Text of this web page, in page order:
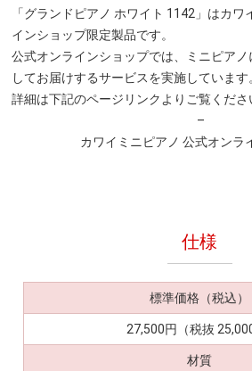
「グランドピアノ ホワイト 1142」はカワ
インショップ限定製品です。
公式オンラインショップでは、ミニピア
してお届けするサービスを実施しています
詳細は下記のページリンクよりご覧くださ
–
カワイミニピアノ 公式オンラ
仕様
標準価格（税込）
27,500円（税抜
材質